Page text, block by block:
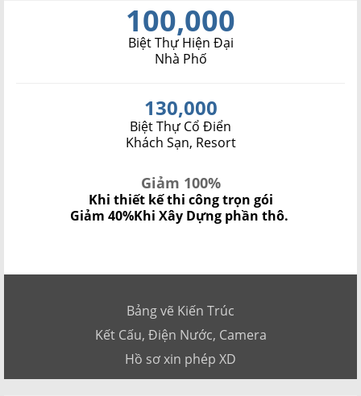
100,000
Biệt Thự Hiện Đại
Nhà Phố
130,000
Biệt Thự Cổ Điển
Khách Sạn, Resort
Giảm 100%
Khi thiết kế thi công trọn gói
Giảm 40%Khi Xây Dựng phần thô.
Bảng vẽ Kiến Trúc
Kết Cấu, Điện Nước, Camera
Hồ sơ xin phép XD